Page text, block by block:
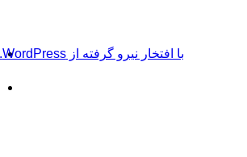
با افتخار نیرو گرفته از WordPress.